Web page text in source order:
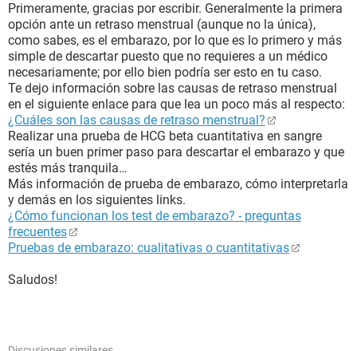
Primeramente, gracias por escribir. Generalmente la primera
opción ante un retraso menstrual (aunque no la única),
como sabes, es el embarazo, por lo que es lo primero y más
simple de descartar puesto que no requieres a un médico
necesariamente; por ello bien podría ser esto en tu caso.
Te dejo información sobre las causas de retraso menstrual
en el siguiente enlace para que lea un poco más al respecto:
¿Cuáles son las causas de retraso menstrual?
Realizar una prueba de HCG beta cuantitativa en sangre
sería un buen primer paso para descartar el embarazo y que
estés más tranquila…
Más información de prueba de embarazo, cómo interpretarla
y demás en los siguientes links.
¿Cómo funcionan los test de embarazo? - preguntas
frecuentes
Pruebas de embarazo: cualitativas o cuantitativas
Saludos!